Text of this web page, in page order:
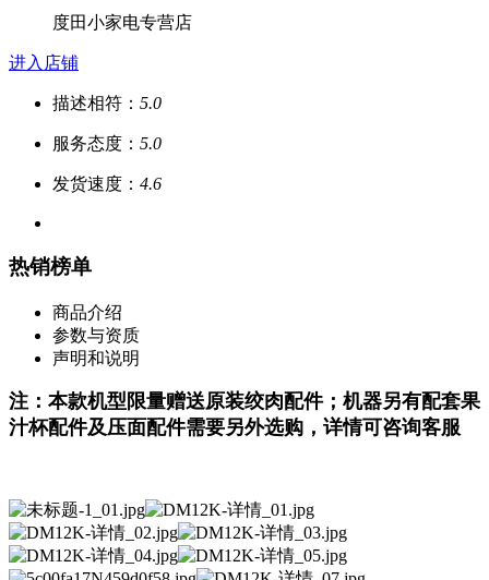
度田小家电专营店
进入店铺
描述相符： 5.0
服务态度： 5.0
发货速度： 4.6
热销榜单
商品介绍
参数与资质
声明和说明
注：本款机型限量赠送原装绞肉配件；机器另有配套果
汁杯配件及压面配件需要另外选购，详情可咨询客服